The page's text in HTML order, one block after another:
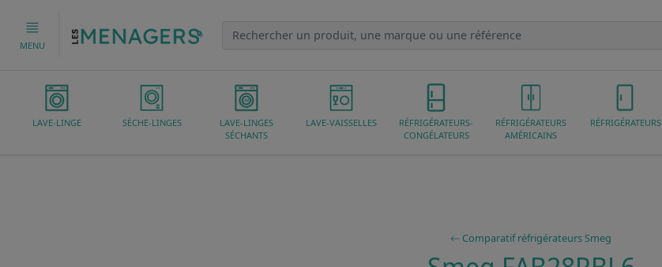
MENU
LAVE-LINGE SÈCHE-LINGES
LAVE-LINGES
SÉCHANTS
LAVE-VAISSELLES
RÉFRIGÉRATEURS-
CONGÉLATEURS
RÉFRIGÉRATEURS
AMÉRICAINS
RÉFRIGÉRATEURS
Comparatif réfrigérateurs Smeg